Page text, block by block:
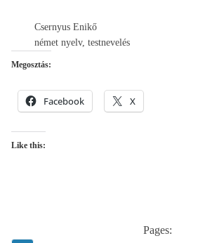
Csernyus Enikő
német nyelv, testnevelés
Megosztás:
Facebook X
Like this:
Pages: